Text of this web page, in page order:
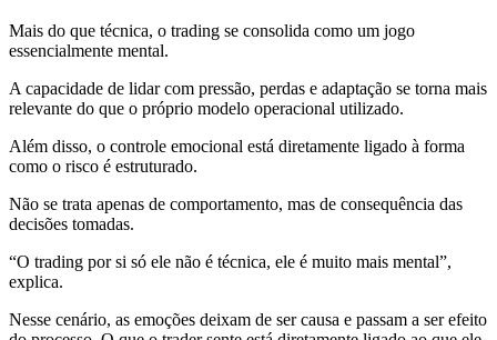
Mais do que técnica, o trading se consolida como um jogo
essencialmente mental.
A capacidade de lidar com pressão, perdas e adaptação se torna mais
relevante do que o próprio modelo operacional utilizado.
Além disso, o controle emocional está diretamente ligado à forma
como o risco é estruturado.
Não se trata apenas de comportamento, mas de consequência das
decisões tomadas.
“O trading por si só ele não é técnica, ele é muito mais mental”,
explica.
Nesse cenário, as emoções deixam de ser causa e passam a ser efeito